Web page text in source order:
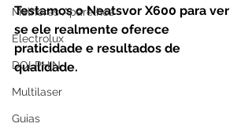
Melhores Aparelhos
Electrolux
DOLPHIN
Multilaser
Guias
Testamos o Neatsvor X600 para ver
se ele realmente oferece
praticidade e resultados de
qualidade.